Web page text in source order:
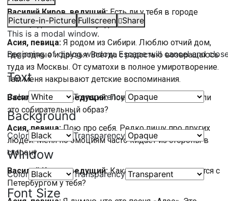
Picture-in-Picture Fullscreen
Share
This is a modal window.
Beginning of dialog window. Escape will cancel and
Text
Color Transparency
Background
Color Transparency
Window
Color Transparency
Font Size
Василий Киров, ведущий:Есть ли у тебя в городе
место, где ты любишь уединяться?
Асия, певица: Я родом из Сибири. Люблю отчий дом,
где родные и друзья. Всегда с радостью возвращаюсь
туда из Москвы. От суматохи в полное умиротворение.
Там меня накрывают детские воспоминания.
Василий Киров, ведущий:Поешь ли ты про себя или
это собирательный образ?
Асия, певица:Пою про себя. Редко пишу про других
людей. Меня по эмоциям часто кидает из стороны в
сторону.
Василий Киров, ведущий:Какая песня ассоциируется с
Петербургом у тебя?